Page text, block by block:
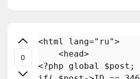
<html lang="ru">
<?php
global $post